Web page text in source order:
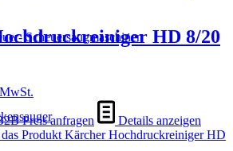
Scheuersaugmaschinen HD 8/20
Preis anfragen Details anzeigen